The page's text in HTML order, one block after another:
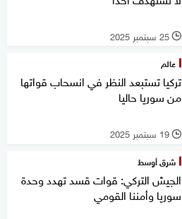
l 25 سبتمبر 2025
عالم
تركيا تستبعد النظر في انسحاب قواتها
من سوريا حاليا
l 19 سبتمبر 2025
شرق أوسط
الجيش التركي: قوات قسد تهدد وحدة
سوريا وأمننا القومي